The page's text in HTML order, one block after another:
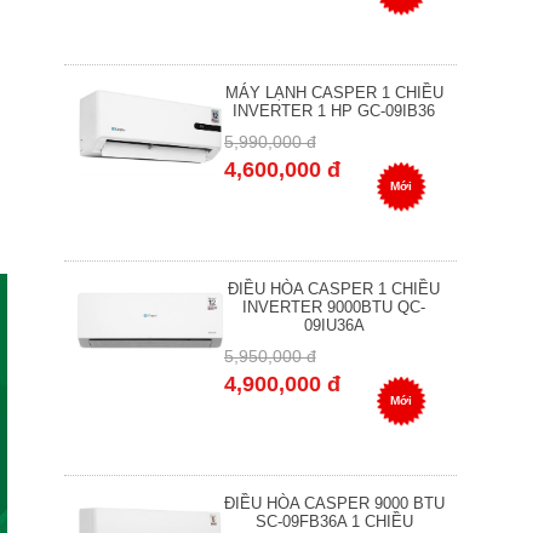
MÁY LẠNH CASPER 1 CHIỀU
INVERTER 1 HP GC-09IB36
5,990,000 đ
4,600,000 đ
Mới
ĐIỀU HÒA CASPER 1 CHIỀU
INVERTER 9000BTU QC-
09IU36A
5,950,000 đ
4,900,000 đ
Mới
ĐIỀU HÒA CASPER 9000 BTU
SC-09FB36A 1 CHIỀU